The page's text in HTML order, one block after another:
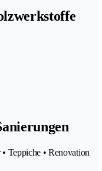
Teppiche • Renovation